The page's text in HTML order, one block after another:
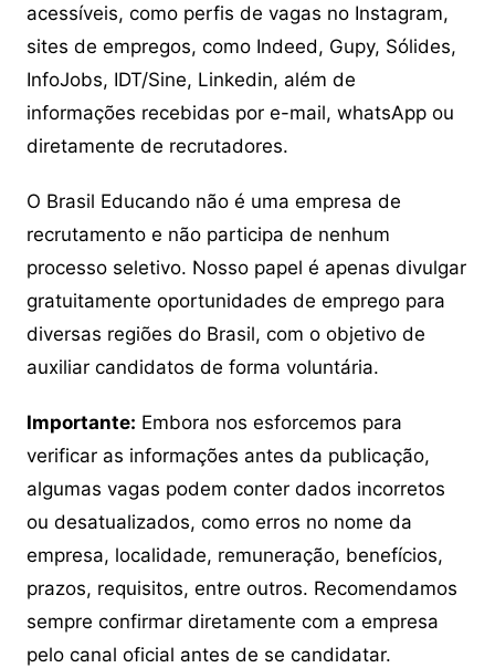
acessíveis, como perfis de vagas no Instagram,
sites de empregos, como Indeed, Gupy, Sólides,
InfoJobs, IDT/Sine, Linkedin, além de
informações recebidas por e-mail, whatsApp ou
diretamente de recrutadores.
O Brasil Educando não é uma empresa de
recrutamento e não participa de nenhum
processo seletivo. Nosso papel é apenas divulgar
gratuitamente oportunidades de emprego para
diversas regiões do Brasil, com o objetivo de
auxiliar candidatos de forma voluntária.
Importante: Embora nos esforcemos para
verificar as informações antes da publicação,
algumas vagas podem conter dados incorretos
ou desatualizados, como erros no nome da
empresa, localidade, remuneração, benefícios,
prazos, requisitos, entre outros. Recomendamos
sempre confirmar diretamente com a empresa
pelo canal oficial antes de se candidatar.